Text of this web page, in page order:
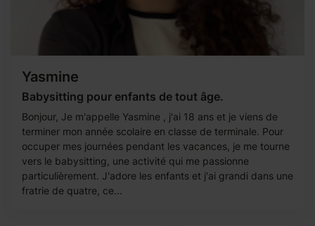
Yasmine
Babysitting pour enfants de tout âge.
Bonjour, Je m'appelle Yasmine , j'ai 18 ans et je viens de
terminer mon année scolaire en classe de terminale. Pour
occuper mes journées pendant les vacances, je me tourne
vers le babysitting, une activité qui me passionne
particulièrement. J'adore les enfants et j'ai grandi dans une
fratrie de quatre, ce...